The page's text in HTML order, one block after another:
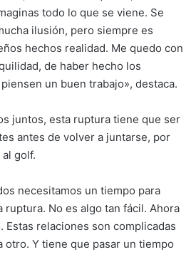
todo lo que se viene. Se
ilusión, pero siempre es
hechos realidad. Me quedo con
de haber hecho los
un buen trabajo», destaca.
juntos, esta ruptura tiene que ser
antes de volver a juntarse, por
golf.
necesitamos un tiempo para
ruptura. No es algo tan fácil. Ahora
Estas relaciones son complicadas
otro. Y tiene que pasar un tiempo